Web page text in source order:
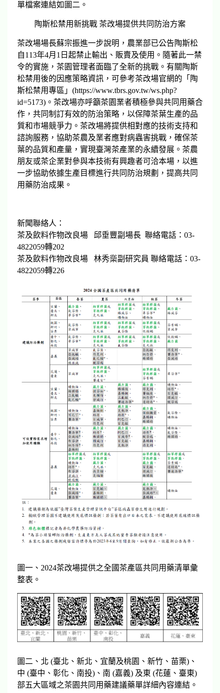
單檔案連結如圖二。
陶斯松禁用新挑戰 茶改場提供共同防治方案
茶改場場長蘇宗振進一步說明，農業部已公告陶斯松
自113年4月1日起禁止輸出、販賣及使用。隨著此一禁
令的實施，茶園管理者面臨了全新的挑戰。有關陶斯
松禁用後的因應策略資訊，可參考茶改場官網的「陶
斯松禁用專區」(https://www.tbrs.gov.tw/ws.php?
id=5173)。茶改場亦呼籲茶園業者積極參與共同用藥合
作，共同制訂有效的防治策略，以保障茶葉生產的品
質和市場競爭力。茶改場將提供相對應的技術支持和
諮詢服務，協助茶農及業者應對病蟲害挑戰，確保茶
葉的品質和產量，實現臺灣茶產業的永續發展。茶農
朋友或茶企業對參與本技術有興趣者可洽本場，以進
一步協助依據生產目標進行共同防治規劃，提高共同
用藥防治成果。
新聞聯絡人：
茶及飲料作物改良場 邱垂豐副場長 聯絡電話：03-
4822059轉202
茶及飲料作物改良場 林秀橤副研究員 聯絡電話：03-
4822059轉226
圖一、2024茶改場提供之全國茶產區共同用藥清單彙
整表。
圖二、北 (臺北、新北、宜蘭及桃園、新竹、苗栗)、
中 (臺中、彰化、南投)、南 (嘉義) 及東 (花蓮、臺東)
部五大區域之茶園共同用藥建議藥單詳細內容連結。